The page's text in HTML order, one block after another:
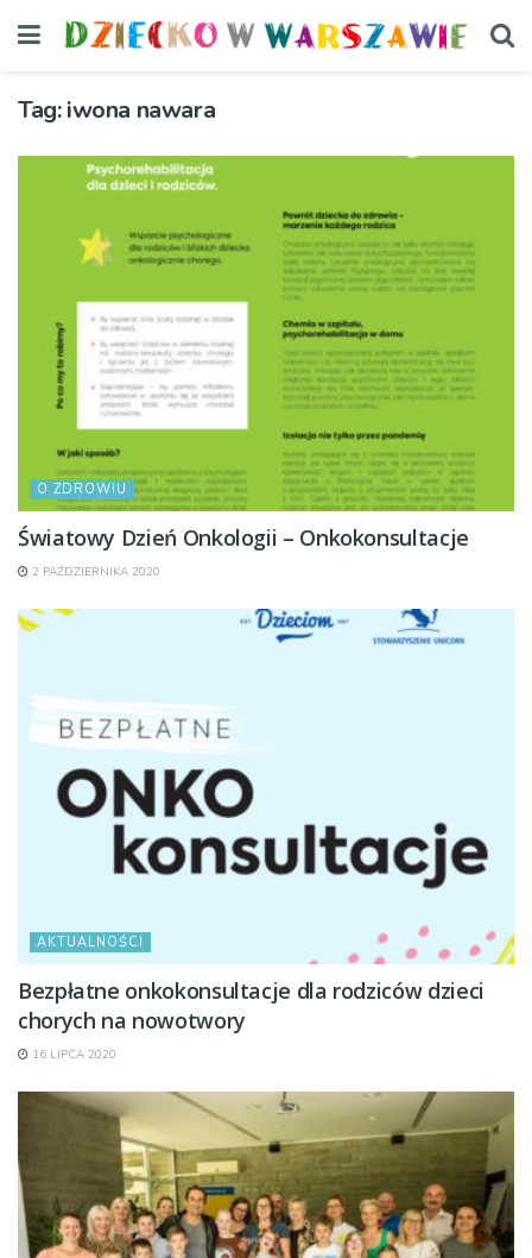
Tag:iwona nawara
O ZDROWIU
Światowy Dzień Onkologii – Onkokonsultacje
2 PAŹDZIERNIKA 2020
AKTUALNOŚCI
Bezpłatne onkokonsultacje dla rodziców dzieci
chorych na nowotwory
16 LIPCA 2020